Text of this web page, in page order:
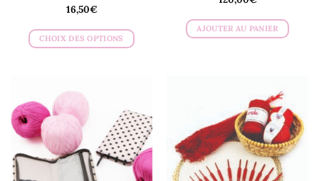
16,50€
CHOIX DES OPTIONS
plusieurs
variations.
Les
options
peuvent
être
AJOUTER AU PANIER